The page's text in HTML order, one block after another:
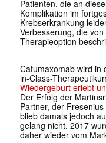
Patienten, die an
Komplikation im
Krebserkrankung
Verbesserung, die
Therapieoption
Catumaxomab wird in
in-Class-
Wiedergeburt erlebt
Der Erfolg der
Partner, der
blieb damals jedoch
gelang nicht. 2017
daher wieder vom